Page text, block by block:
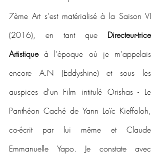
7ème Art s'est matérialisé à la Saison VI
(2016), en tant que Directeur-trice
Artistique à l'époque où je m'appelais
encore A.N (Eddyshine) et sous les
auspices d'un Film intitulé Orishas - Le
Panthéon Caché de Yann Loïc Kieffoloh,
co-écrit par lui même et Claude
Emmanuelle Yapo. Je constate avec